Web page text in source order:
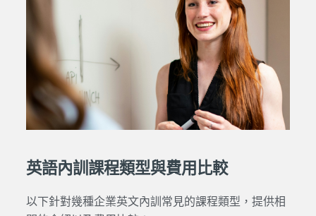
英語內訓課程類型與費用比較
以下針對幾種企業英文內訓常見的課程類型，提供相